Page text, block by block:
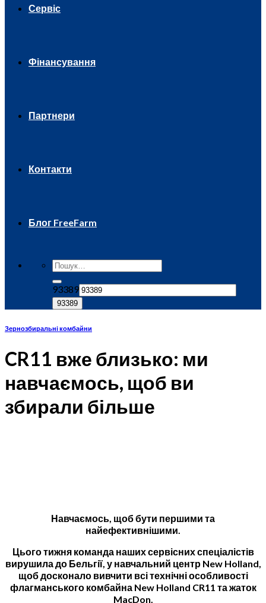
Сервіс
Фінансування
Партнери
Контакти
Блог FreeFarm
93389
Зернозбиральні комбайни
CR11 вже близько: ми
навчаємось, щоб ви
збирали більше
Навчаємось, щоб бути першими та
найефективнішими.
Цього тижня команда наших сервісних спеціалістів
вирушила до Бельгії, у навчальний центр New Holland,
щоб досконало вивчити всі технічні особливості
флагманського комбайна New Holland CR11 та жаток
MacDon.